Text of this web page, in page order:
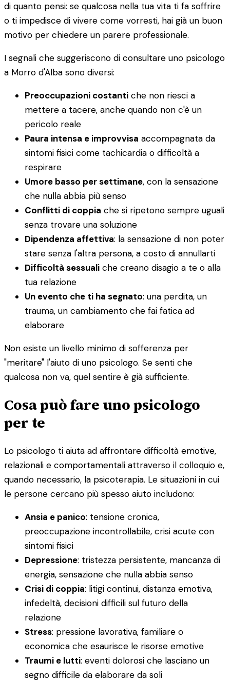
di quanto pensi: se qualcosa nella tua vita ti fa soffrire
o ti impedisce di vivere come vorresti, hai già un buon
motivo per chiedere un parere professionale.
I segnali che suggeriscono di consultare uno psicologo
a Morro d'Alba sono diversi:
Preoccupazioni costanti che non riesci a
mettere a tacere, anche quando non c'è un
pericolo reale
Paura intensa e improvvisa accompagnata da
sintomi fisici come tachicardia o difficoltà a
respirare
Umore basso per settimane, con la sensazione
che nulla abbia più senso
Conflitti di coppia che si ripetono sempre uguali
senza trovare una soluzione
Dipendenza affettiva: la sensazione di non poter
stare senza l'altra persona, a costo di annullarti
Difficoltà sessuali che creano disagio a te o alla
tua relazione
Un evento che ti ha segnato: una perdita, un
trauma, un cambiamento che fai fatica ad
elaborare
Non esiste un livello minimo di sofferenza per
"meritare" l'aiuto di uno psicologo. Se senti che
qualcosa non va, quel sentire è già sufficiente.
Cosa può fare uno psicologo
per te
Lo psicologo ti aiuta ad affrontare difficoltà emotive,
relazionali e comportamentali attraverso il colloquio e,
quando necessario, la psicoterapia. Le situazioni in cui
le persone cercano più spesso aiuto includono:
Ansia e panico: tensione cronica,
preoccupazione incontrollabile, crisi acute con
sintomi fisici
Depressione: tristezza persistente, mancanza di
energia, sensazione che nulla abbia senso
Crisi di coppia: litigi continui, distanza emotiva,
infedeltà, decisioni difficili sul futuro della
relazione
Stress: pressione lavorativa, familiare o
economica che esaurisce le risorse emotive
Traumi e lutti: eventi dolorosi che lasciano un
segno difficile da elaborare da soli